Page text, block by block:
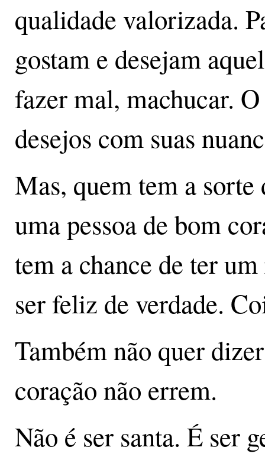
qualidade valorizada.
gostam e desejam
fazer mal, machucar.
desejos com suas
Mas, quem tem a sorte
uma pessoa de bom
tem a chance de ter
ser feliz de verdade.
Também não quer
coração não errem.
Não é ser santa. É ser